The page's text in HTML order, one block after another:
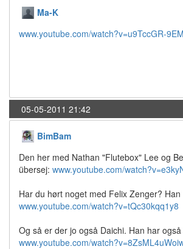
Ma-K
www.youtube.com/watch?v=u9TccGR-9EM
05-05-2011 21:42
BimBam
Den her med Nathan "Flutebox" Lee og
übersej: www.youtube.com/
Har du hørt noget med Felix Zenger?
www.youtube.com/watch?v=tQc30kqq1y8
Og så er der jo også Daichi. Han har
www.youtube.com/